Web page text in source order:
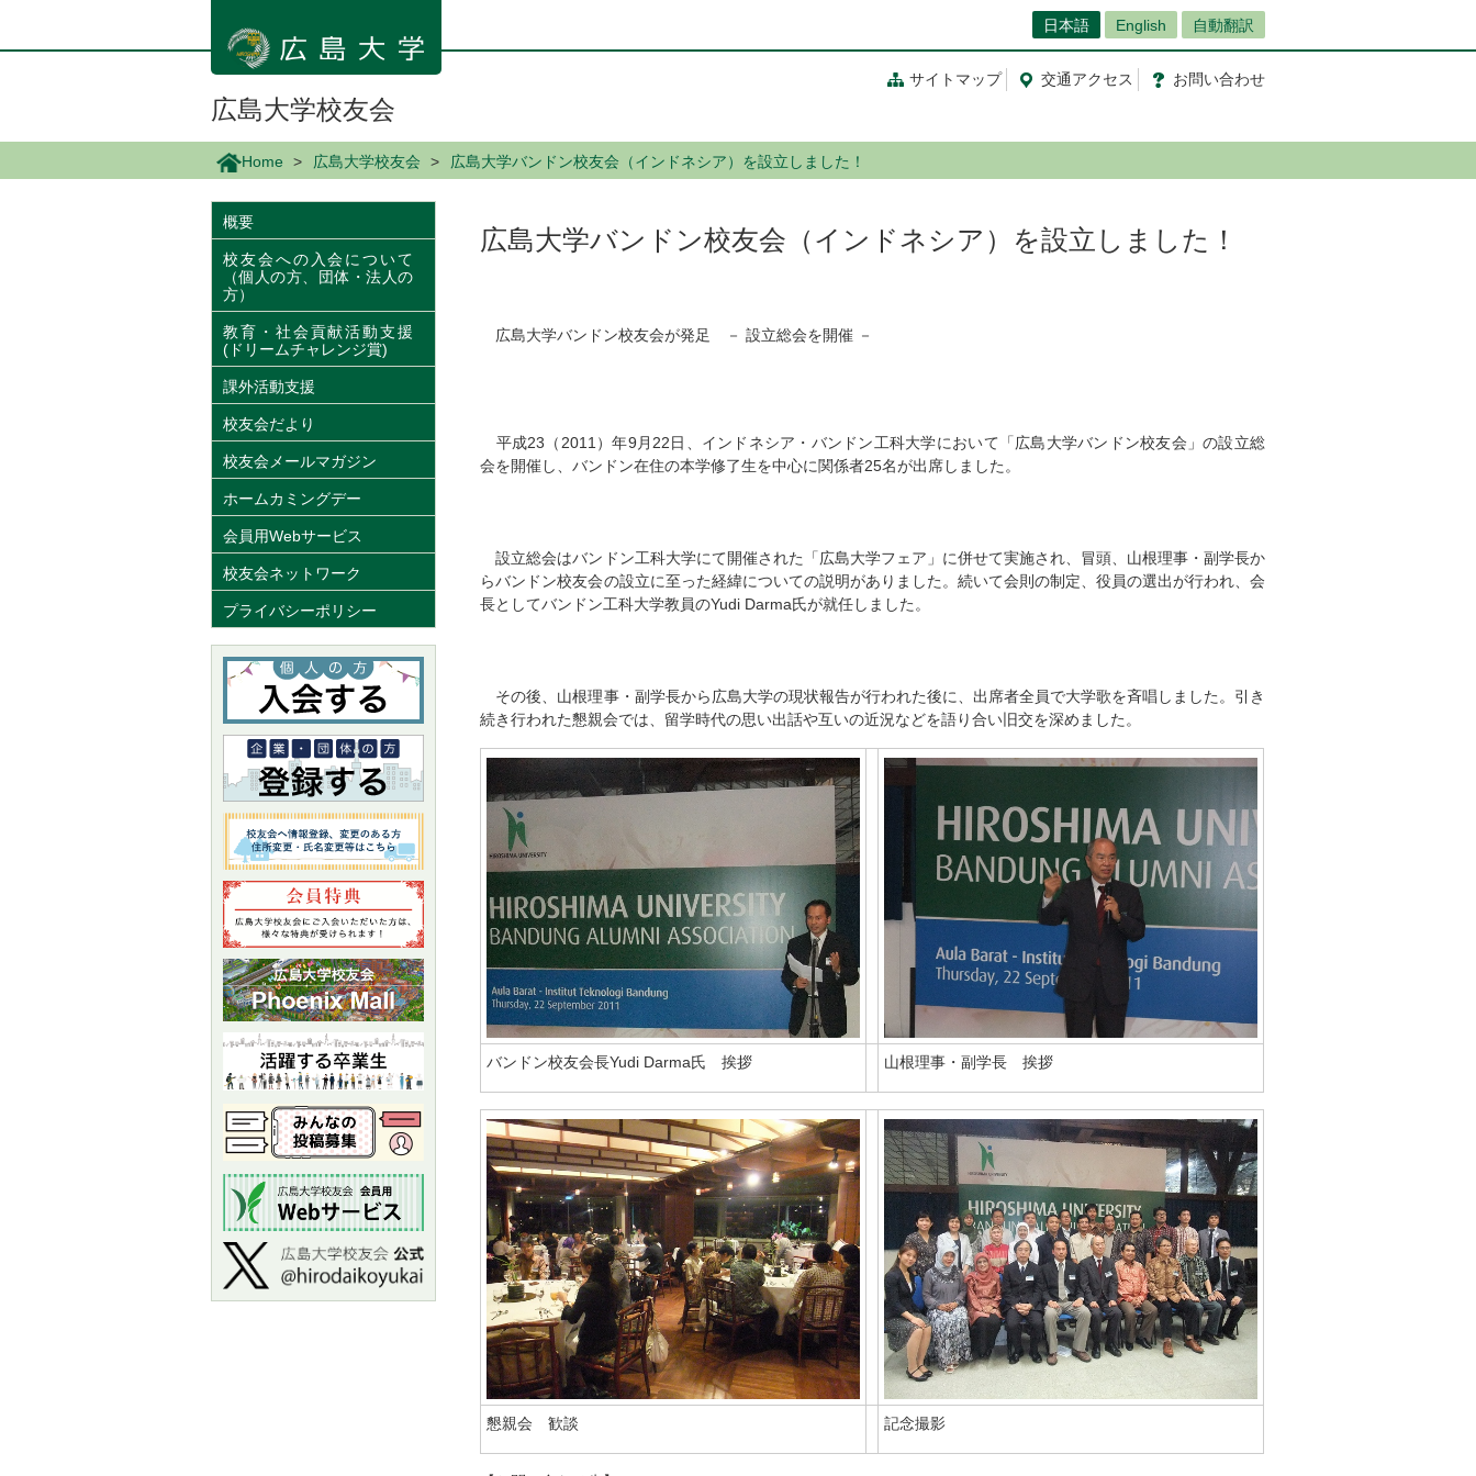
ン
日本語 English 自動翻訳
サイトマップ 交通アクセス お問い合わせ
広島大学校友会
Home 広島大学校友会 広島大学バンドン校友会（インドネシア）を設立しました！
広島大学バンドン校友会（インドネシア）を設立しました！
広島大学バンドン校友会が発足 － 設立総会を開催 －
平成23（2011）年9月22日、インドネシア・バンドン工科大学において「広島大学バンドン校友会」の設立総
会を開催し、バンドン在住の本学修了生を中心に関係者25名が出席しました。
設立総会はバンドン工科大学にて開催された「広島大学フェア」に併せて実施され、冒頭、山根理事・副学長か
らバンドン校友会の設立に至った経緯についての説明がありました。続いて会則の制定、役員の選出が行われ、会
長としてバンドン工科大学教員のYudi Darma氏が就任しました。
その後、山根理事・副学長から広島大学の現状報告が行われた後に、出席者全員で大学歌を斉唱しました。引き
続き行われた懇親会では、留学時代の思い出話や互いの近況などを語り合い旧交を深めました。
バンドン校友会長Yudi Darma氏 挨拶 山根理事・副学長 挨拶
懇親会 歓談 記念撮影
概要
校友会への入会について
（個人の方、団体・法人の
方）
教育・社会貢献活動支援
(ドリームチャレンジ賞)
課外活動支援
校友会だより
校友会メールマガジン
ホームカミングデー
会員用Webサービス
校友会ネットワーク
プライバシーポリシー